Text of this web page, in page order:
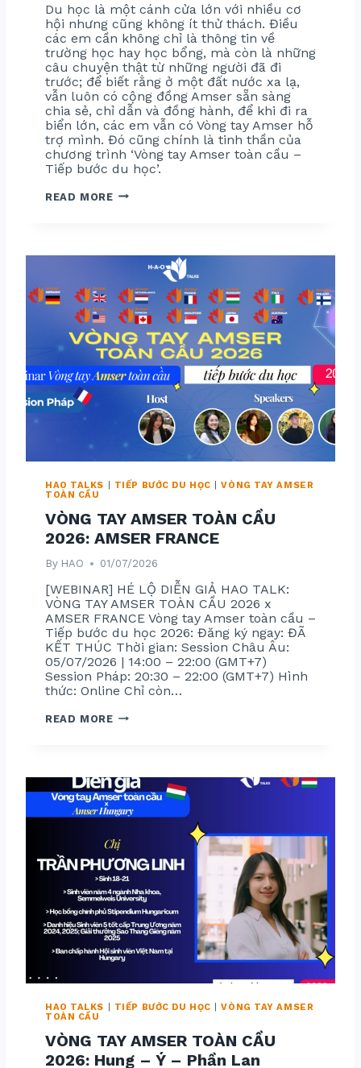
Du học là một cánh cửa lớn với nhiều cơ
hội nhưng cũng không ít thử thách. Điều
các em cần không chỉ là thông tin về
trường học hay học bổng, mà còn là những
câu chuyện thật từ những người đã đi
trước; để biết rằng ở một đất nước xa lạ,
vẫn luôn có cộng đồng Amser sẵn sàng
chia sẻ, chỉ dẫn và đồng hành, để khi đi ra
biển lớn, các em vẫn có Vòng tay Amser hỗ
trợ mình. Đó cũng chính là tinh thần của
chương trình ‘Vòng tay Amser toàn cầu –
Tiếp bước du học’.
READ MORET
Ổ
Ò
G
A
Y
A
M
S
C
U
I
Ế
P
Ư
C
D
U
H
Ọ
C
2
0
2
6
HAO TALKS TIẾP BƯỚC DU HỌC |VÒNG TAY AMSER
TOÀN CẦU
VÒNG TAY AMSER TOÀN CẦU
2026: AMSER FRANCE
By HAO 01/07/2026
[WEBINAR] HÉ LỘ DIỄN GIẢ HAO TALK:
VÒNG TAY AMSER TOÀN CẦU 2026 x
AMSER FRANCE Vòng tay Amser toàn cầu –
Tiếp bước du học 2026: Đăng ký ngay: ĐÃ
KẾT THÚC Thời gian: Session Châu Âu:
05/07/2026 | 14:00 – 22:00 (GMT+7)
Session Pháp: 20:30 – 22:00 (GMT+7) Hình
thức: Online Chỉ còn…
READ MOREV
Y
A
S
R
T
O
À
N
C
Ầ
U
2
0
2
6
A
S
F
A
HAO TALKS TIẾP BƯỚC DU HỌC |VÒNG TAY AMSER
TOÀN CẦU
VÒNG TAY AMSER TOÀN CẦU
2026: Hung – Ý – Phần Lan